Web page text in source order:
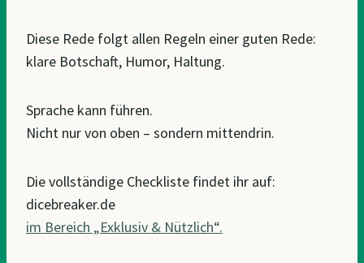
Diese Rede folgt allen Regeln einer guten Rede:
klare Botschaft, Humor, Haltung.
Sprache kann führen.
Nicht nur von oben – sondern mittendrin.
Die vollständige Checkliste findet ihr auf:
dicebreaker.de
im Bereich „Exklusiv & Nützlich“.